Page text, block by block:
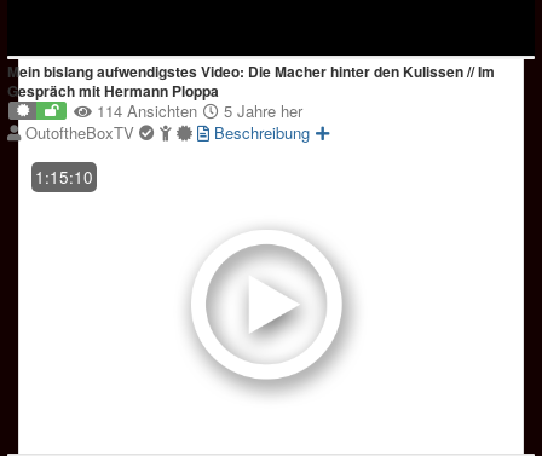
Mein bislang aufwendigstes Video: Die Macher hinter den Kulissen // Im
Gespräch mit Hermann Ploppa
114 Ansichten
5 Jahre her
OutoftheBoxTV
Beschreibung
1:15:10